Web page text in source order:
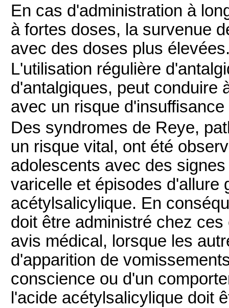
En cas d'administration à
à fortes doses, la survenue
avec des doses plus
L'utilisation régulière
d'antalgiques, peut conduire
avec un risque d'insuffisance
Des syndromes de Reye,
un risque vital, ont été
adolescents avec des
varicelle et épisodes d'allure
acétylsalicylique. En
doit être administré chez
avis médical, lorsque les
d'apparition de
conscience ou d'un
l'acide acétylsalicylique doit